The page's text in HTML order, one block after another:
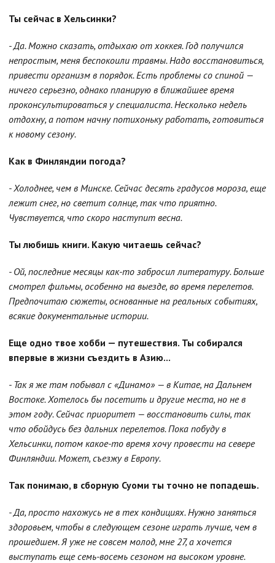
Ты сейчас в Хельсинки?
- Да. Можно сказать, отдыхаю от хоккея. Год получился
непростым, меня беспокоили травмы. Надо восстановиться,
привести организм в порядок. Есть проблемы со спиной —
ничего серьезно, однако планирую в ближайшее время
проконсультироваться у специалиста. Несколько недель
отдохну, а потом начну потихоньку работать, готовиться
к новому сезону.
Как в Финляндии погода?
- Холоднее, чем в Минске. Сейчас десять градусов мороза, еще
лежит снег, но светит солнце, так что приятно.
Чувствуется, что скоро наступит весна.
Ты любишь книги. Какую читаешь сейчас?
- Ой, последние месяцы как-то забросил литературу. Больше
смотрел фильмы, особенно на выезде, во время перелетов.
Предпочитаю сюжеты, основанные на реальных событиях,
всякие документальные истории.
Еще одно твое хобби — путешествия. Ты собирался
впервые в жизни съездить в Азию...
- Так я же там побывал с «Динамо» — в Китае, на Дальнем
Востоке. Хотелось бы посетить и другие места, но не в
этом году. Сейчас приоритет — восстановить силы, так
что обойдусь без дальних перелетов. Пока побуду в
Хельсинки, потом какое-то время хочу провести на севере
Финляндии. Может, съезжу в Европу.
Так понимаю, в сборную Суоми ты точно не попадешь.
- Да, просто нахожусь не в тех кондициях. Нужно заняться
здоровьем, чтобы в следующем сезоне играть лучше, чем в
прошедшем. Я уже не совсем молод, мне 27, а хочется
выступать еще семь-восемь сезоном на высоком уровне.